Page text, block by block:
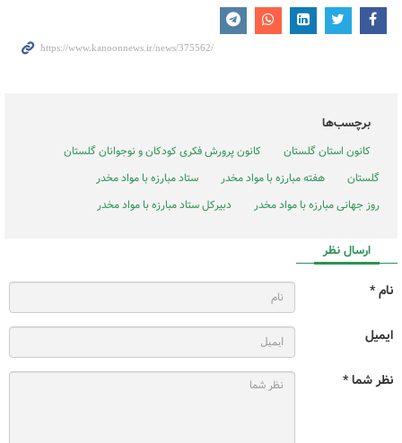
برچسب‌ها
کانون استان گلستان
کانون پرورش فکری کودکان و نوجوانان گلستان
گلستان
هفته مبارزه با مواد مخدر
ستاد مبارزه با مواد مخدر
روز جهانی مبارزه با مواد مخدر
دبیرکل ستاد مبارزه با مواد مخدر
ارسال نظر
نام *
ایمیل
نظر شما *